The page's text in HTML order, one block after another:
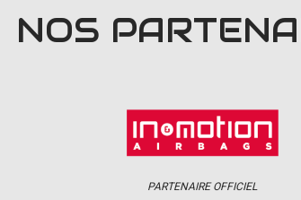
NOS
PARTENAIRE OFFICIEL